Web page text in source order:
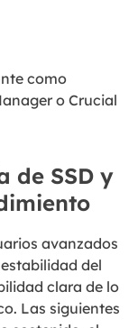
como
o Crucial
de SSD y
avanzados
del
clara de lo
Las siguientes